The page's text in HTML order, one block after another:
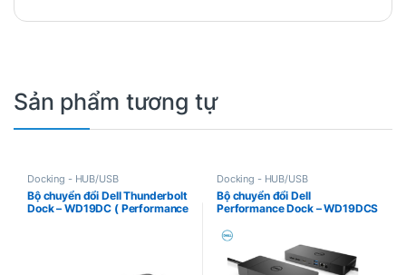
không cần phải cài đặt driver.
Sản phẩm tương tự
Docking - HUB/USB
Bộ chuyển đổi Dell Thunderbolt
Dock – WD19DC ( Performance
Docking - HUB/USB
Bộ chuyển đổi Dell
Performance Dock – WD19DCS